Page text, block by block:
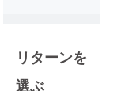
リターンを
選ぶ